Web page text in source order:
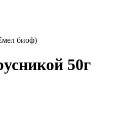
биоф)
50г